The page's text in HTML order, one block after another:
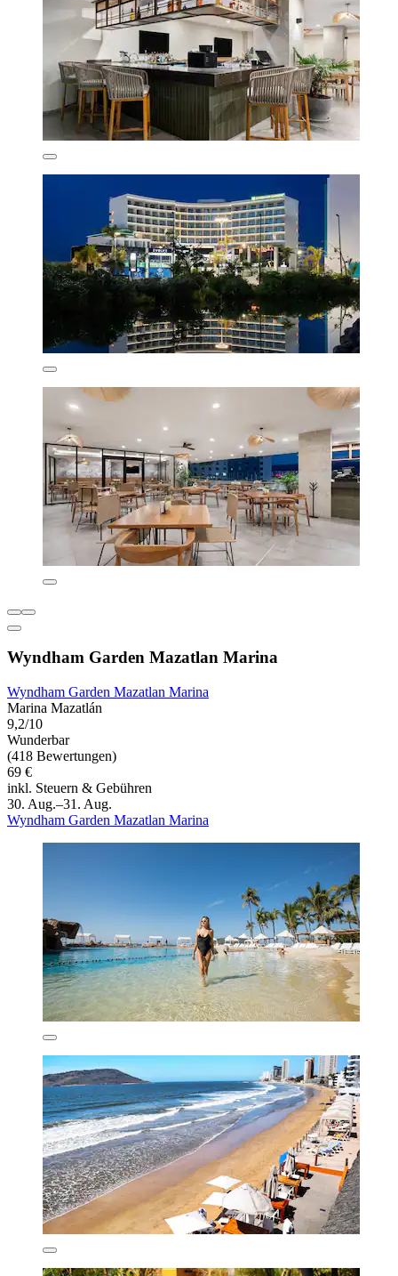
Wyndham Garden Mazatlan Marina
Wyndham Garden Mazatlan Marina
Marina Mazatlán
9,2/10
Wunderbar
(418 Bewertungen)
69 €
inkl. Steuern & Gebühren
30. Aug.–31. Aug.
Wyndham Garden Mazatlan Marina